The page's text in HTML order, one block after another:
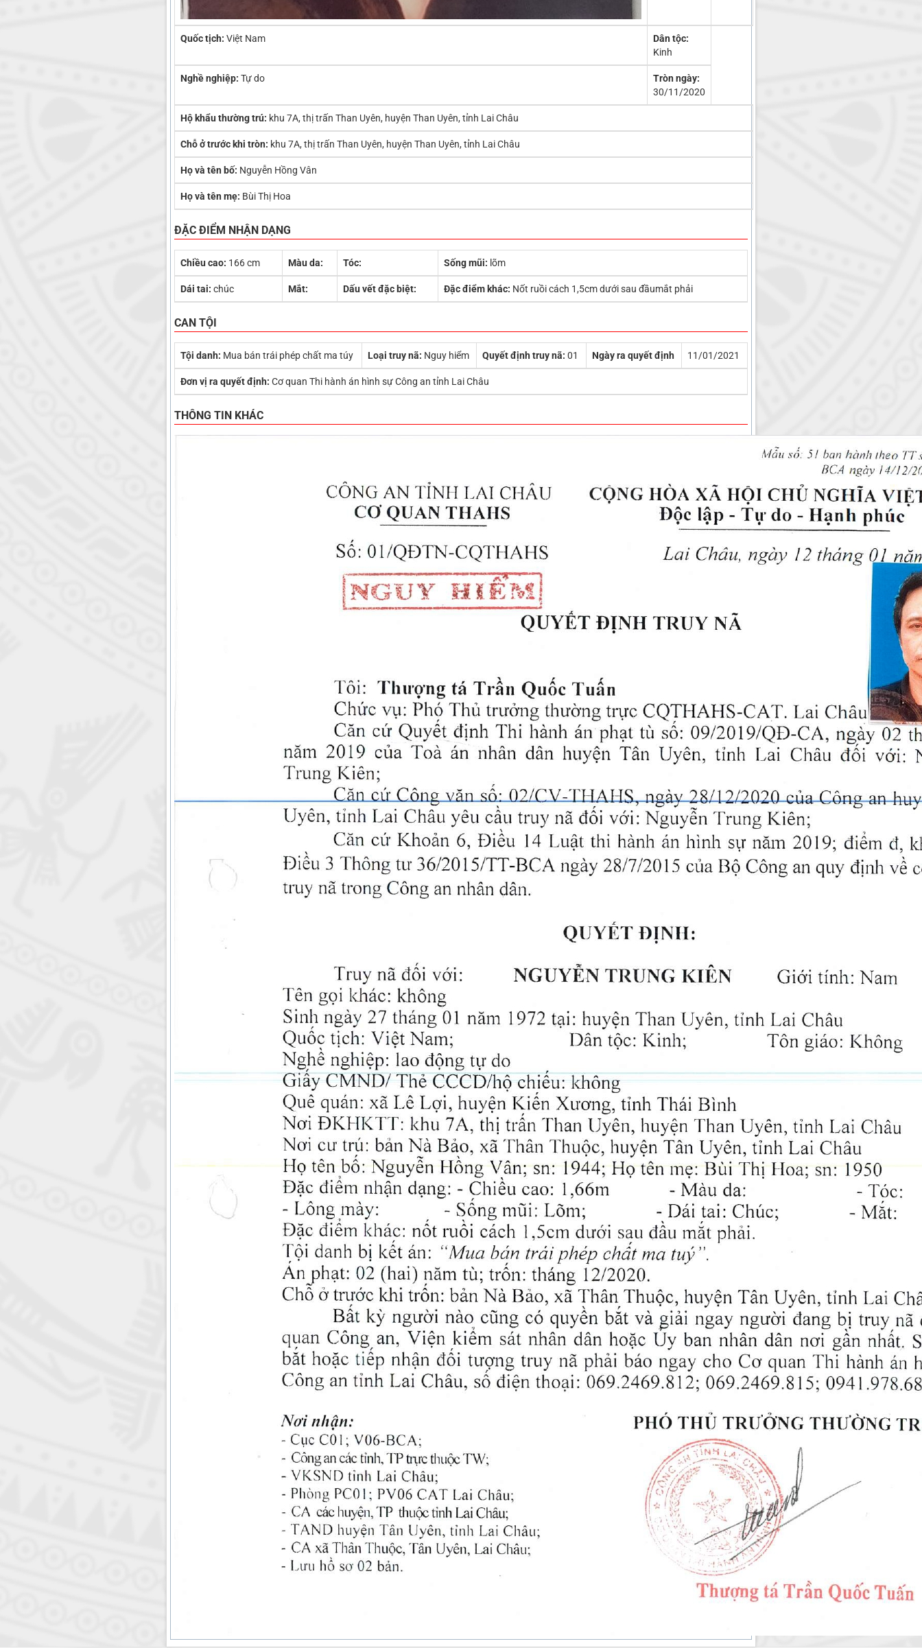
Quốc tịch: Việt Nam
Dân tộc:
Kinh
Nghề nghiệp: Tự do
Tròn ngày:
30/11/2020
Hộ khẩu thường trú: khu 7A, thị trấn Than Uyên, huyện Than Uyên, tỉnh Lai Châu
Chỗ ở trước khi tròn: khu 7A, thị trấn Than Uyên, huyện Than Uyên, tỉnh Lai Châu
Họ và tên bố: Nguyễn Hồng Vân
Họ và tên mẹ: Bùi Thị Hoa
ĐẶC ĐIỂM NHẬN DẠNG
Chiều cao: 166 cm Màu da: Tóc: Sống mũi: lõm
Dái tai: chúc Mắt: Dấu vết đặc biệt: Đặc điểm khác: Nốt ruồi cách 1,5cm dưới sau đầumắt phải
CAN TỘI
Tội danh: Mua bán trái phép chất ma túy Loại truy nã: Nguy hiểm Quyết định truy nã: 01 Ngày ra quyết định 11/01/2021
Đơn vị ra quyết định: Cơ quan Thi hành án hình sự Công an tỉnh Lai Châu
THÔNG TIN KHÁC